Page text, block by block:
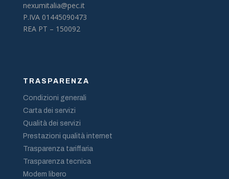
nexumitalia@pec.it
P.IVA 01445090473
REA PT – 150092
TRASPARENZA
Condizioni generali
Carta dei servizi
Qualità dei servizi
Prestazioni qualità internet
Trasparenza tariffaria
Trasparenza tecnica
Modem libero